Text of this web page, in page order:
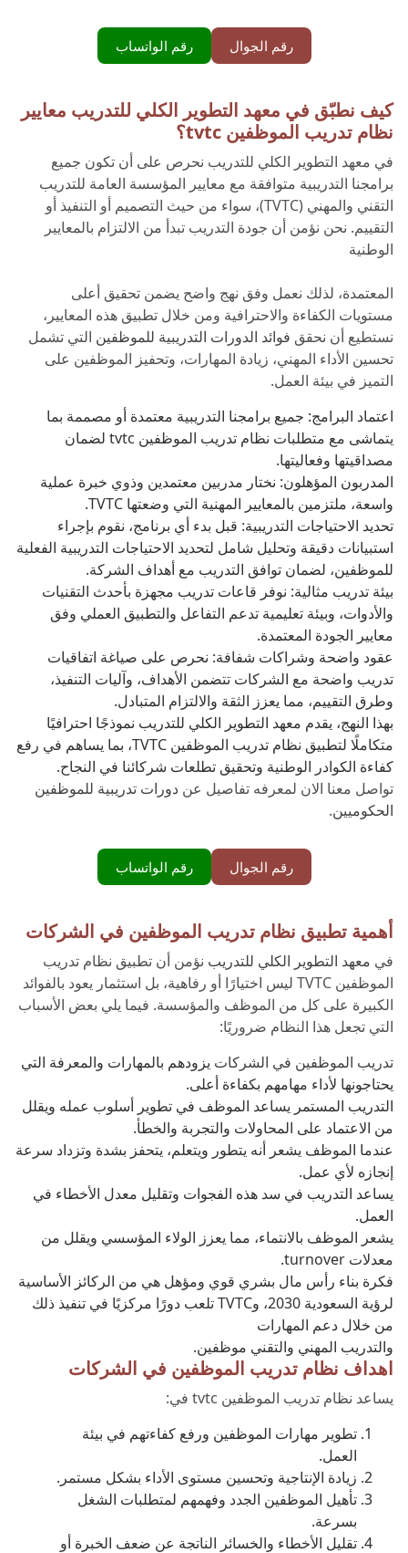
رقم الجوال رقم الواتساب
كيف نطبّق في معهد التطوير الكلي للتدريب معايير
نظام تدريب الموظفين tvtc؟
في معهد التطوير الكلي للتدريب نحرص على أن تكون جميع
برامجنا التدريبية متوافقة مع معايير المؤسسة العامة للتدريب
التقني والمهني (TVTC)، سواء من حيث التصميم أو التنفيذ أو
التقييم. نحن نؤمن أن جودة التدريب تبدأ من الالتزام بالمعايير
الوطنية
المعتمدة، لذلك نعمل وفق نهج واضح يضمن تحقيق أعلى
مستويات الكفاءة والاحترافية ومن خلال تطبيق هذه المعايير،
نستطيع أن نحقق فوائد الدورات التدريبية للموظفين التي تشمل
تحسين الأداء المهني، زيادة المهارات، وتحفيز الموظفين على
التميز في بيئة العمل.
اعتماد البرامج: جميع برامجنا التدريبية معتمدة أو مصممة بما
يتماشى مع متطلبات نظام تدريب الموظفين tvtc لضمان
مصداقيتها وفعاليتها.
المدربون المؤهلون: نختار مدربين معتمدين وذوي خبرة عملية
واسعة، ملتزمين بالمعايير المهنية التي وضعتها TVTC.
تحديد الاحتياجات التدريبية: قبل بدء أي برنامج، نقوم بإجراء
استبيانات دقيقة وتحليل شامل لتحديد الاحتياجات التدريبية الفعلية
للموظفين، لضمان توافق التدريب مع أهداف الشركة.
بيئة تدريب مثالية: نوفر قاعات تدريب مجهزة بأحدث التقنيات
والأدوات، وبيئة تعليمية تدعم التفاعل والتطبيق العملي وفق
معايير الجودة المعتمدة.
عقود واضحة وشراكات شفافة: نحرص على صياغة اتفاقيات
تدريب واضحة مع الشركات تتضمن الأهداف، وآليات التنفيذ،
وطرق التقييم، مما يعزز الثقة والالتزام المتبادل.
بهذا النهج، يقدم معهد التطوير الكلي للتدريب نموذجًا احترافيًا
متكاملًا لتطبيق نظام تدريب الموظفين TVTC، بما يساهم في رفع
كفاءة الكوادر الوطنية وتحقيق تطلعات شركائنا في النجاح.
تواصل معنا الان لمعرفه تفاصيل عن دورات تدريبية للموظفين
الحكوميين.
رقم الجوال رقم الواتساب
أهمية تطبيق نظام تدريب الموظفين في الشركات
في معهد التطوير الكلي للتدريب نؤمن أن تطبيق نظام تدريب
الموظفين TVTC ليس اختيارًا أو رفاهية، بل استثمار يعود بالفوائد
الكبيرة على كل من الموظف والمؤسسة. فيما يلي بعض الأسباب
التي تجعل هذا النظام ضروريًا:
تدريب الموظفين في الشركات يزودهم بالمهارات والمعرفة التي
يحتاجونها لأداء مهامهم بكفاءة أعلى.
التدريب المستمر يساعد الموظف في تطوير أسلوب عمله ويقلل
من الاعتماد على المحاولات والتجربة والخطأ.
عندما الموظف يشعر أنه يتطور ويتعلم، يتحفز بشدة وتزداد سرعة
إنجازه لأي عمل.
يساعد التدريب في سد هذه الفجوات وتقليل معدل الأخطاء في
العمل.
يشعر الموظف بالانتماء، مما يعزز الولاء المؤسسي ويقلل من
معدلات turnover.
فكرة بناء رأس مال بشري قوي ومؤهل هي من الركائز الأساسية
لرؤية السعودية 2030، وTVTC تلعب دورًا مركزيًا في تنفيذ ذلك
من خلال دعم المهارات
والتدريب المهني والتقني موظفين.
اهداف نظام تدريب الموظفين في الشركات
يساعد نظام تدريب الموظفين tvtc في:
تطوير مهارات الموظفين ورفع كفاءتهم في بيئة
العمل.
زيادة الإنتاجية وتحسين مستوى الأداء بشكل مستمر.
تأهيل الموظفين الجدد وفهمهم لمتطلبات الشغل
بسرعة.
تقليل الأخطاء والخسائر الناتجة عن ضعف الخبرة أو